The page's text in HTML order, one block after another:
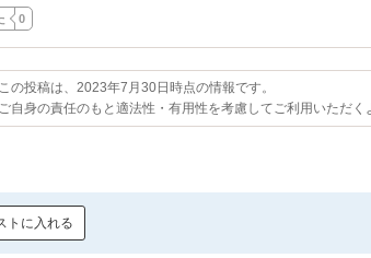
0
この投稿は、2023年7月30日時点の情報です。
ご自身の責任のもと適法性・有用性を考慮してご利用いただく
トに入れる